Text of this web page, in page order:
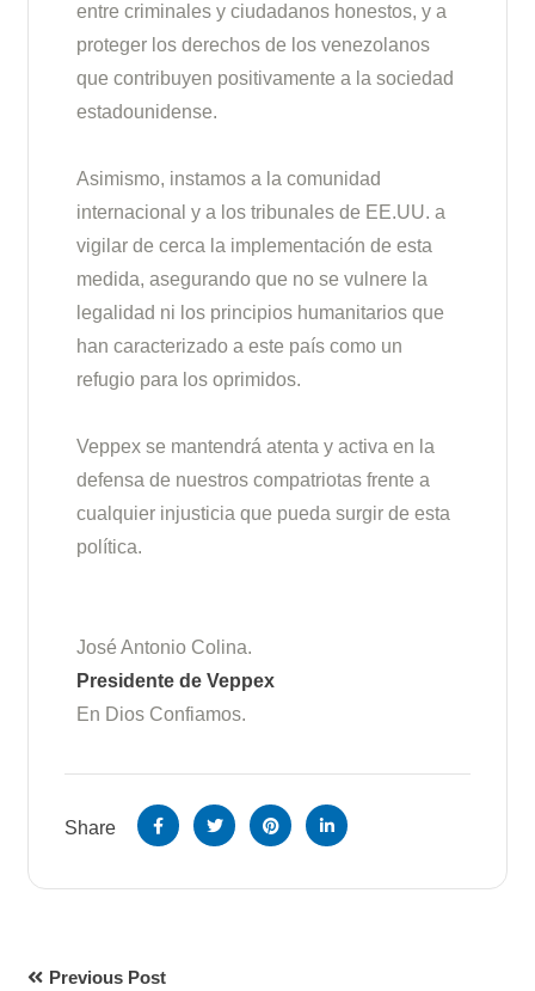
entre criminales y ciudadanos honestos, y a
proteger los derechos de los venezolanos
que contribuyen positivamente a la sociedad
estadounidense.
Asimismo, instamos a la comunidad
internacional y a los tribunales de EE.UU. a
vigilar de cerca la implementación de esta
medida, asegurando que no se vulnere la
legalidad ni los principios humanitarios que
han caracterizado a este país como un
refugio para los oprimidos.
Veppex se mantendrá atenta y activa en la
defensa de nuestros compatriotas frente a
cualquier injusticia que pueda surgir de esta
política.
José Antonio Colina.
Presidente de Veppex
En Dios Confiamos.
Share
Previous Post